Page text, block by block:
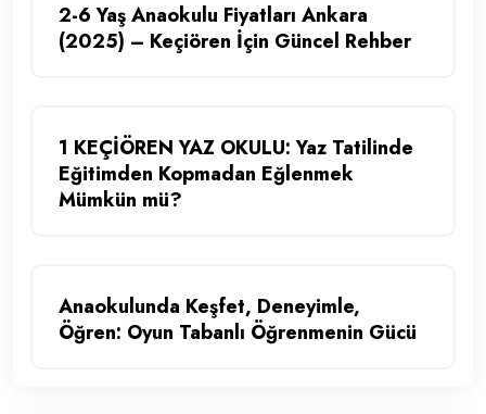
2-6 Yaş Anaokulu Fiyatları Ankara
(2025) – Keçiören İçin Güncel Rehber
1 KEÇİÖREN YAZ OKULU: Yaz Tatilinde
Eğitimden Kopmadan Eğlenmek
Mümkün mü?
Anaokulunda Keşfet, Deneyimle,
Öğren: Oyun Tabanlı Öğrenmenin Gücü